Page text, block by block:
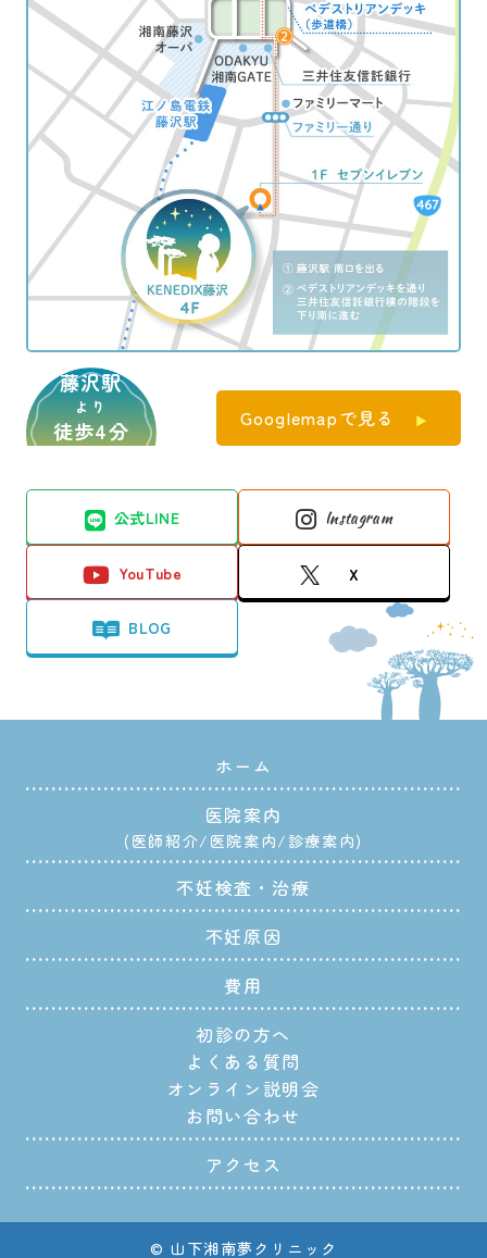
藤沢駅
より
徒歩4分 Googlemapで見る
公式LINE Instagram
YouTube X
BLOG
ホーム
医院案内
医師紹介 医院案内 診療案内
不妊検査・治療
不妊原因
費用
初診の方へ
よくある質問
オンライン説明会
お問い合わせ
アクセス
© 山下湘南夢クリニック